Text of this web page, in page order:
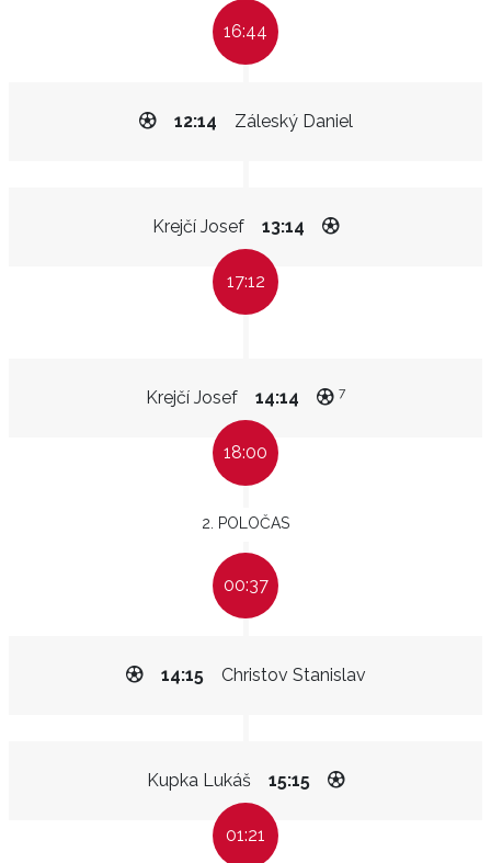
16:44
Záleský Daniel
12:14
Krejčí Josef 13:14
17:12
Krejčí Josef 14:14 7
18:00
2. POLOČAS
00:37
Christov Stanislav
14:15
Kupka Lukáš 15:15
01:21